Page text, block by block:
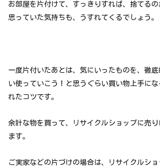
お部屋を片付けて、すっきりすれば、捨てる
思っていた気持ちも、うすれてくるでしょう。
一度片付いたあとは、気にいったものを、徹
い使っていこう！と思うぐらい買い物上手に
れたコツです。
余計な物を買って、リサイクルショップに売
ます。
ご実家などの片づけの場合は、リサイクルシ